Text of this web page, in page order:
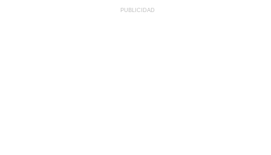
PUBLICIDAD